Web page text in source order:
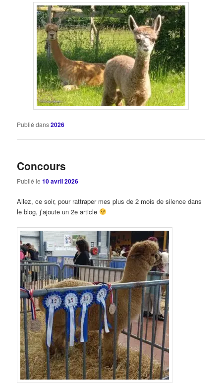
Publié dans2026
Concours
Publié le10 avril 2026
Allez, ce soir, pour rattraper mes plus de 2 mois de silence dans
le blog, j’ajoute un 2e article